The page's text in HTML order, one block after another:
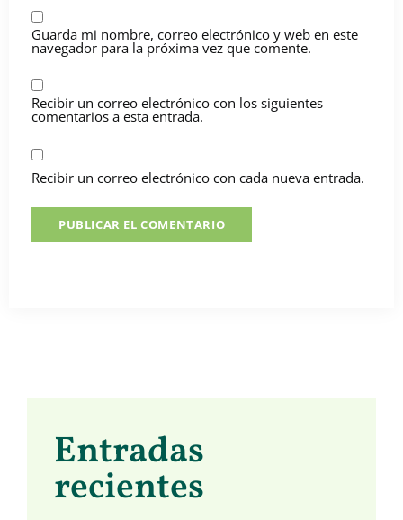
Guarda mi nombre, correo electrónico y web en este
navegador para la próxima vez que comente.
Recibir un correo electrónico con los siguientes
comentarios a esta entrada.
Recibir un correo electrónico con cada nueva entrada.
Entradas
recientes